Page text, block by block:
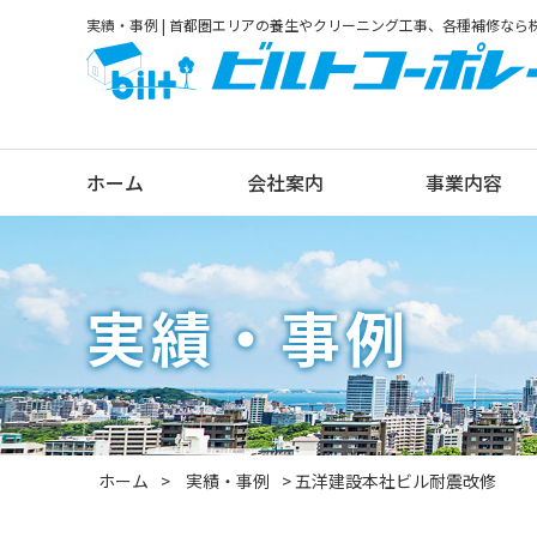
実績・事例 | 首都圏エリアの養生やクリーニング工事、各種補修な
ホーム 会社案内 事業内容
実績・事例
ホーム 実績・事例 五洋建設本社ビル耐震改修